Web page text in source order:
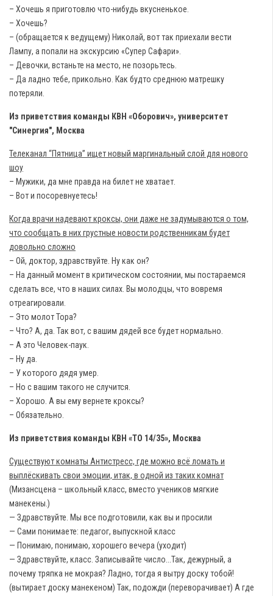
– Хочешь я приготовлю что-нибудь вкусненькое.
– Хочешь?
– (обращается к ведущему) Николай, вот так приехали вести
Лампу, а попали на экскурсию «Супер Сафари».
– Девочки, встаньте на место, не позорьтесь.
– Да ладно тебе, прикольно. Как будто среднюю матрешку
потеряли.
Из приветствия команды КВН «Оборович», университет
"Синергия", Москва
Телеканал “Пятница” ищет новый маргинальный слой для нового
шоу
– Мужики, да мне правда на билет не хватает.
– Вот и посоревнуетесь!
Когда врачи надевают кроксы, они даже не задумываются о том,
что сообщать в них грустные новости родственникам будет
довольно сложно
– Ой, доктор, здравствуйте. Ну как он?
– На данный момент в критическом состоянии, мы постараемся
сделать все, что в наших силах. Вы молодцы, что вовремя
отреагировали.
– Это молот Тора?
– Что? А, да. Так вот, с вашим дядей все будет нормально.
– А это Человек-паук.
– Ну да.
– У которого дядя умер.
– Но с вашим такого не случится.
– Хорошо. А вы ему вернете кроксы?
– Обязательно.
Из приветствия команды КВН «ТО 14/35», Москва
Существуют комнаты Антистресс, где можно всё ломать и
выплёскивать свои эмоции, итак, в одной из таких комнат
(Мизансцена – школьный класс, вместо учеников мягкие
манекены.)
— Здравствуйте. Мы все подготовили, как вы и просили
— Сами понимаете: педагог, выпускной класс
— Понимаю, понимаю, хорошего вечера (уходит)
— Здравствуйте, класс. Записывайте число...Так, дежурный, а
почему тряпка не мокрая? Ладно, тогда я вытру доску тобой!
(вытирает доску манекеном) Так, подожди (переворачивает) А где